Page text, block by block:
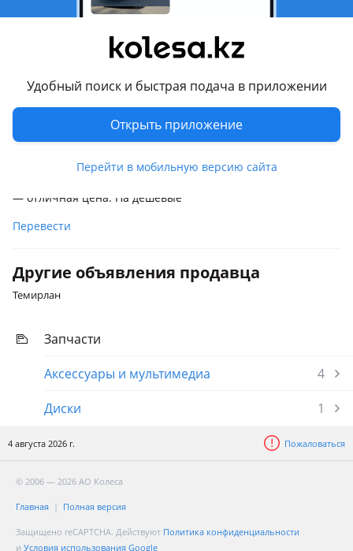
Удобный поиск и быстрая подача в приложении
Открыть приложение
Перейти в мобильную версию сайта
производства. Протестирован на собственной автомашине
Хрому;
— можно сделать многое и главное собственными руками;
— равномерно ложиться на поверхность;
— выдерживает спокойно мойку автомашины, даже
безконтактную.
— отличная цена. На дешёвые
Перевести
Другие объявления продавца
Темирлан
Запчасти
Аксессуары и мультимедиа
4
Диски
1
4 августа 2026 г. Пожаловаться
© 2006 — 2026 АО Колеса
Главная Полная версия
Защищено reCAPTCHA. Действуют Политика конфиденциальности
и Условия использования Google